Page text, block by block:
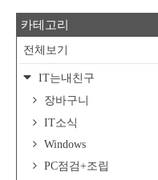
카테고리
전체보기
IT는내친구
장바구니
IT소식
Windows
PC점검+조립